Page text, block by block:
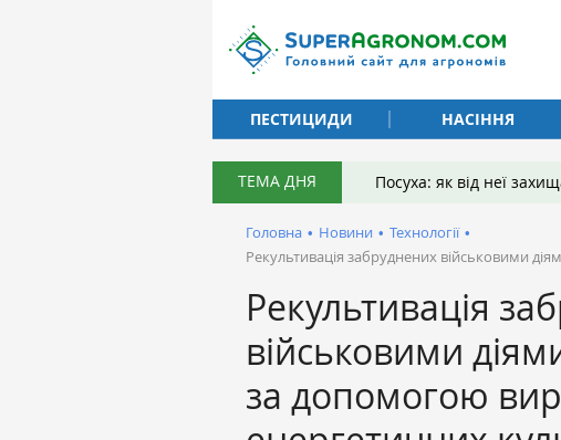
ПЕСТИЦИДИ
НАСІННЯ
ТЕМА ДНЯ Посуха: як від неї
Головна • Новини • Технології •
Рекультивація забруднених військовими
Рекультивація
військовими
за допомогою